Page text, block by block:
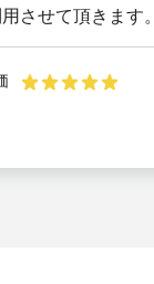
させて頂きます。